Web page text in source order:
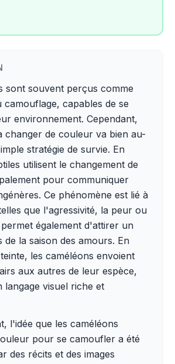
sont souvent perçus comme
camouflage, capables de se
environnement. Cependant,
changer de couleur va bien au-
stratégie de survie. En
utilisent le changement de
pour communiquer
Ce phénomène est lié à
que l'agressivité, la peur ou
également d'attirer un
de la saison des amours. En
les caméléons envoient
aux autres de leur espèce,
langage visuel riche et
l'idée que les caméléons
pour se camoufler a été
des récits et des images